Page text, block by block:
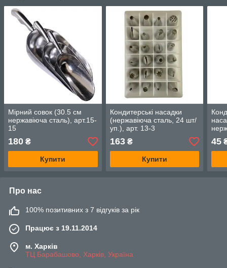
Мірний совок (30.5 см
нержавіюча сталь), арт.15-
15
180 ₴
Купити
Кондитерські насадки
(нержавіюча сталь, 24 шт/
уп.), арт. 13-3
163₴
Купити
41
45
Про нас
100% позитивних з 7 відгуків за рік
Працює з 19.11.2014
м. Харків
ТЦ Барабашово, Харків, Україна